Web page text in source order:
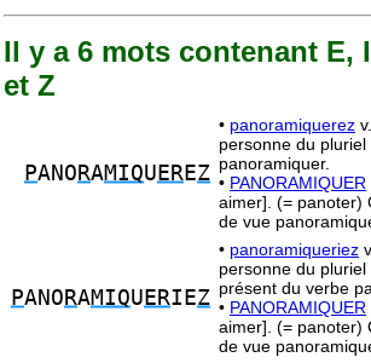
Il y a 6 mots contenant E,
et Z
PANO RAMIQU EREZ
• panoramiquerez
personne du
panoramiquer.
• PANORAMIQUER
aimer]. (= panoter)
de vue
PANO RAMIQU ERIEZ
• panoramiqueriez
personne du
présent du verbe
• PANORAMIQUER
aimer]. (= panoter)
de vue